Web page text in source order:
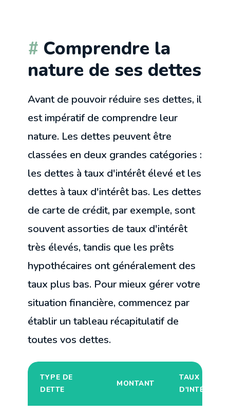
Comprendre la
nature de ses dettes
Avant de pouvoir réduire ses dettes, il
est impératif de comprendre leur
nature. Les dettes peuvent être
classées en deux grandes catégories :
les dettes à taux d'intérêt élevé et les
dettes à taux d'intérêt bas. Les dettes
de carte de crédit, par exemple, sont
souvent assorties de taux d'intérêt
très élevés, tandis que les prêts
hypothécaires ont généralement des
taux plus bas. Pour mieux gérer votre
situation financière, commencez par
établir un tableau récapitulatif de
toutes vos dettes.
TYPE DE
DETTE
MONTANT
TAUX
D'INTÉRÊT